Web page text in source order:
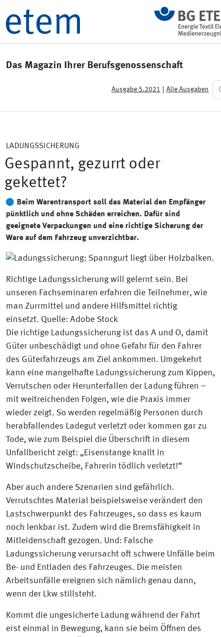
Das Magazin Ihrer Berufsgenossenschaft
Ausgabe 5.2021 Alle Ausgaben
LADUNGSSICHERUNG
Gespannt, gezurrt oder
gekettet?
Beim Warentransport soll das Material den Empfänger
pünktlich und ohne Schäden erreichen. Dafür sind
geeignete Verpackungen und eine richtige Sicherung der
Ware auf dem Fahrzeug unverzichtbar.
Richtige Ladungssicherung will gelernt sein. Bei
unseren Fachseminaren erfahren die Teilnehmer, wie
man Zurrmittel und andere Hilfsmittel richtig
einsetzt. Quelle: Adobe Stock
Die richtige Ladungssicherung ist das A und O, damit
Güter unbeschädigt und ohne Gefahr für den Fahrer
des Güterfahrzeugs am Ziel ankommen. Umgekehrt
kann eine mangelhafte Ladungssicherung zum Kippen,
Verrutschen oder Herunterfallen der Ladung führen –
mit weitreichenden Folgen, wie die Praxis immer
wieder zeigt. So werden regelmäßig Personen durch
herabfallendes Ladegut verletzt oder kommen gar zu
Tode, wie zum Beispiel die Überschrift in diesem
Unfallbericht zeigt: „Eisenstange knallt in
Windschutzscheibe, Fahrerin tödlich verletzt!“
Aber auch andere Szenarien sind gefährlich.
Verrutschtes Material beispielsweise verändert den
Lastschwerpunkt des Fahrzeuges, so dass es kaum
noch lenkbar ist. Zudem wird die Bremsfähigkeit in
Mitleidenschaft gezogen. Und: Falsche
Ladungssicherung verursacht oft schwere Unfälle beim
Be- und Entladen des Fahrzeuges. Die meisten
Arbeitsunfälle ereignen sich nämlich genau dann,
wenn der Lkw stillsteht.
Kommt die ungesicherte Ladung während der Fahrt
erst einmal in Bewegung, kann sie beim Öffnen des